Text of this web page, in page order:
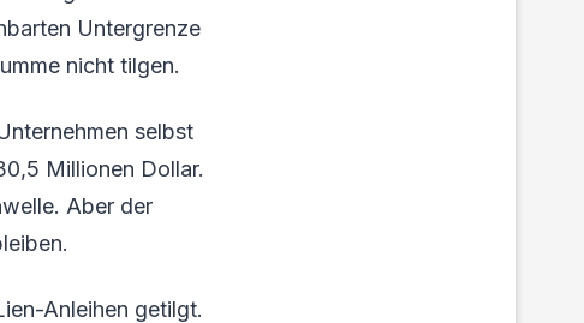
Untergrenze
nicht tilgen.
selbst
Millionen Dollar.
Aber der
Anleihen getilgt.